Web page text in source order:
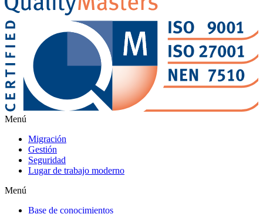
Menú
Migración
Gestión
Seguridad
Lugar de trabajo moderno
Menú
Base de conocimientos